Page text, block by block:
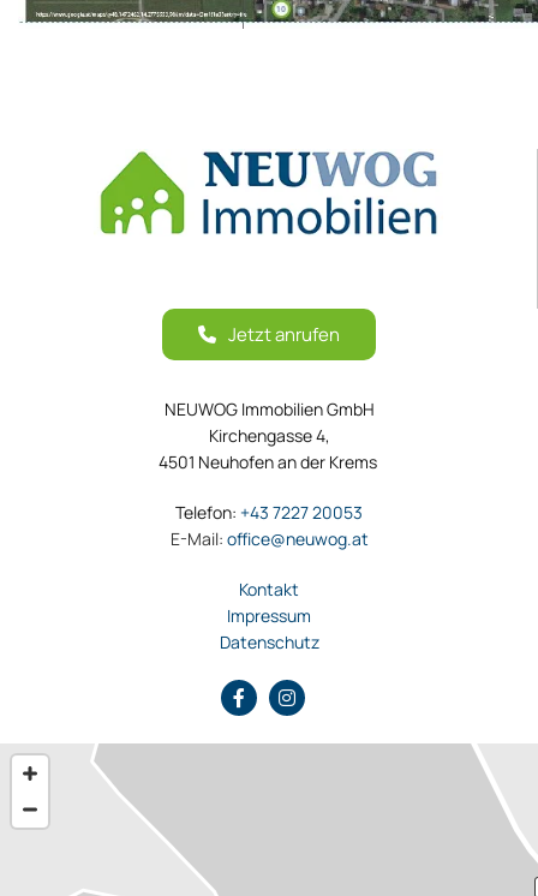
Jetzt anrufen
NEUWOG Immobilien GmbH
Kirchengasse 4,
4501 Neuhofen an der Krems
Telefon: +43 7227 20053
E-Mail: office@neuwog.at
Kontakt
Impressum
Datenschutz